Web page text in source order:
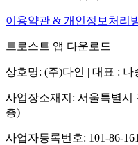
이용약관 & 개인정보처리
트로스트 앱 다운로드
상호명: (주)다인 | 대표 : 나
사업장소재지: 서울특별시
층)
사업자등록번호: 101-86-